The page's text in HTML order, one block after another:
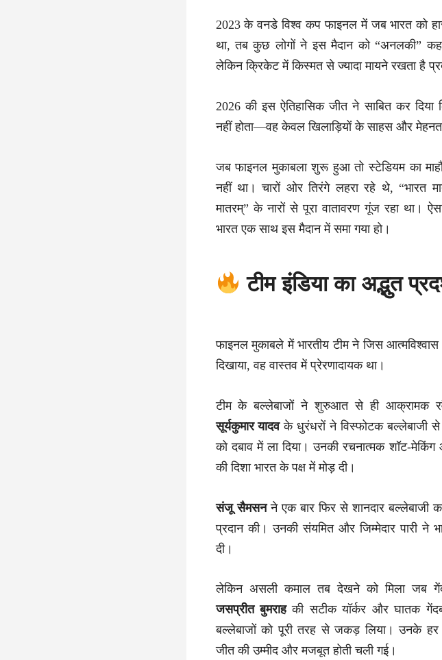
2023 के वनडे विश्व कप फाइनल में जब भारत को
था, तब कुछ लोगों ने इस मैदान को “अनलकी”
लेकिन क्रिकेट में किस्मत से ज्यादा मायने रखता है
2026 की इस ऐतिहासिक जीत ने साबित कर
नहीं होता—वह केवल खिलाड़ियों के साहस और मेहनत
जब फाइनल मुकाबला शुरू हुआ तो स्टेडियम का
नहीं था। चारों ओर तिरंगे लहरा रहे थे, “भारत
मातरम्” के नारों से पूरा वातावरण गूंज रहा था।
भारत एक साथ इस मैदान में समा गया हो।
टीम इंडिया का अद्भुत
फाइनल मुकाबले में भारतीय टीम ने जिस
दिखाया, वह वास्तव में प्रेरणादायक था।
टीम के बल्लेबाजों ने शुरुआत से ही आक्रामक
सूर्यकुमार यादवके धुरंधरों ने विस्फोटक बल्लेबाजी से
को दबाव में ला दिया। उनकी रचनात्मक शॉट-
की दिशा भारत के पक्ष में मोड़ दी।
संजू सैमसनने एक बार फिर से शानदार बल्लेबाजी
प्रदान की। उनकी संयमित और जिम्मेदार पारी ने
दी।
लेकिन असली कमाल तब देखने को मिला जब
जसप्रीत बुमराहकी सटीक यॉर्कर और घातक
बल्लेबाजों को पूरी तरह से जकड़ लिया। उनके
जीत की उम्मीद और मजबूत होती चली गई।